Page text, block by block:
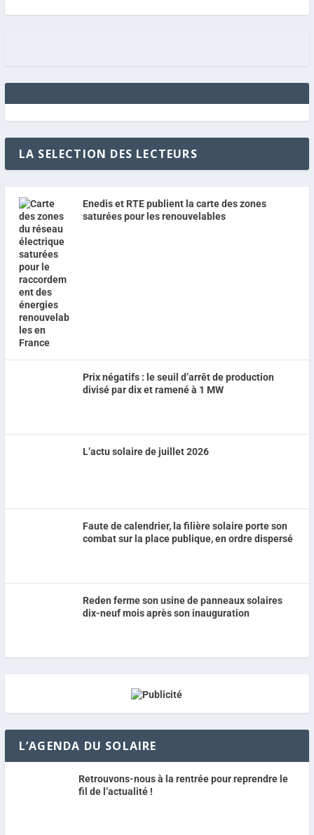
LA SELECTION DES LECTEURS
Enedis et RTE publient la carte des zones
saturées pour les renouvelables
Prix négatifs : le seuil d’arrêt de production
divisé par dix et ramené à 1 MW
L’actu solaire de juillet 2026
Faute de calendrier, la filière solaire porte son
combat sur la place publique, en ordre dispersé
Reden ferme son usine de panneaux solaires
dix-neuf mois après son inauguration
L’AGENDA DU SOLAIRE
Retrouvons-nous à la rentrée pour reprendre le
fil de l’actualité !